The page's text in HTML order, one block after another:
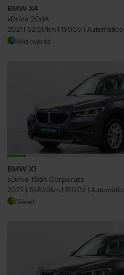
BMW X4
xDrive 20dA
2021 | 62.517km | 190CV | Automático
Mild hybrid
BMW X1
sDrive 18dA Corporate
2022 | 51.609km | 150CV |
Diésel